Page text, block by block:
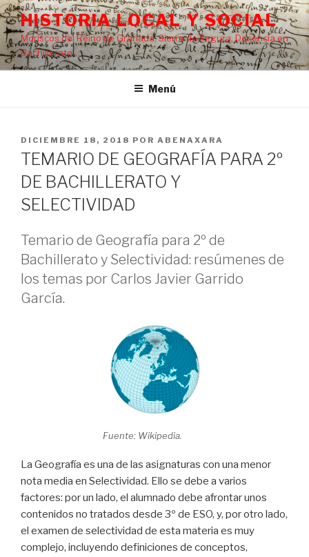
Saltar
al
contenido
HISTORIA LOCAL Y SOCIAL
Moriscos del Reino de Granada, Sierra de Segura, Docencia en
Bachillerato…
Menú
PUBLICADO
EL
DICIEMBRE 18, 2018 POR ABENAXARA
TEMARIO DE GEOGRAFÍA PARA 2º
DE BACHILLERATO Y
SELECTIVIDAD
Temario de Geografía para 2º de
Bachillerato y Selectividad: resúmenes de
los temas por Carlos Javier Garrido
García.
Fuente: Wikipedia.
La Geografía es una de las asignaturas con una menor
nota media en Selectividad. Ello se debe a varios
factores: por un lado, el alumnado debe afrontar unos
contenidos no tratados desde 3º de ESO, y, por otro lado,
el examen de selectividad de esta materia es muy
complejo, incluyendo definiciones de conceptos,